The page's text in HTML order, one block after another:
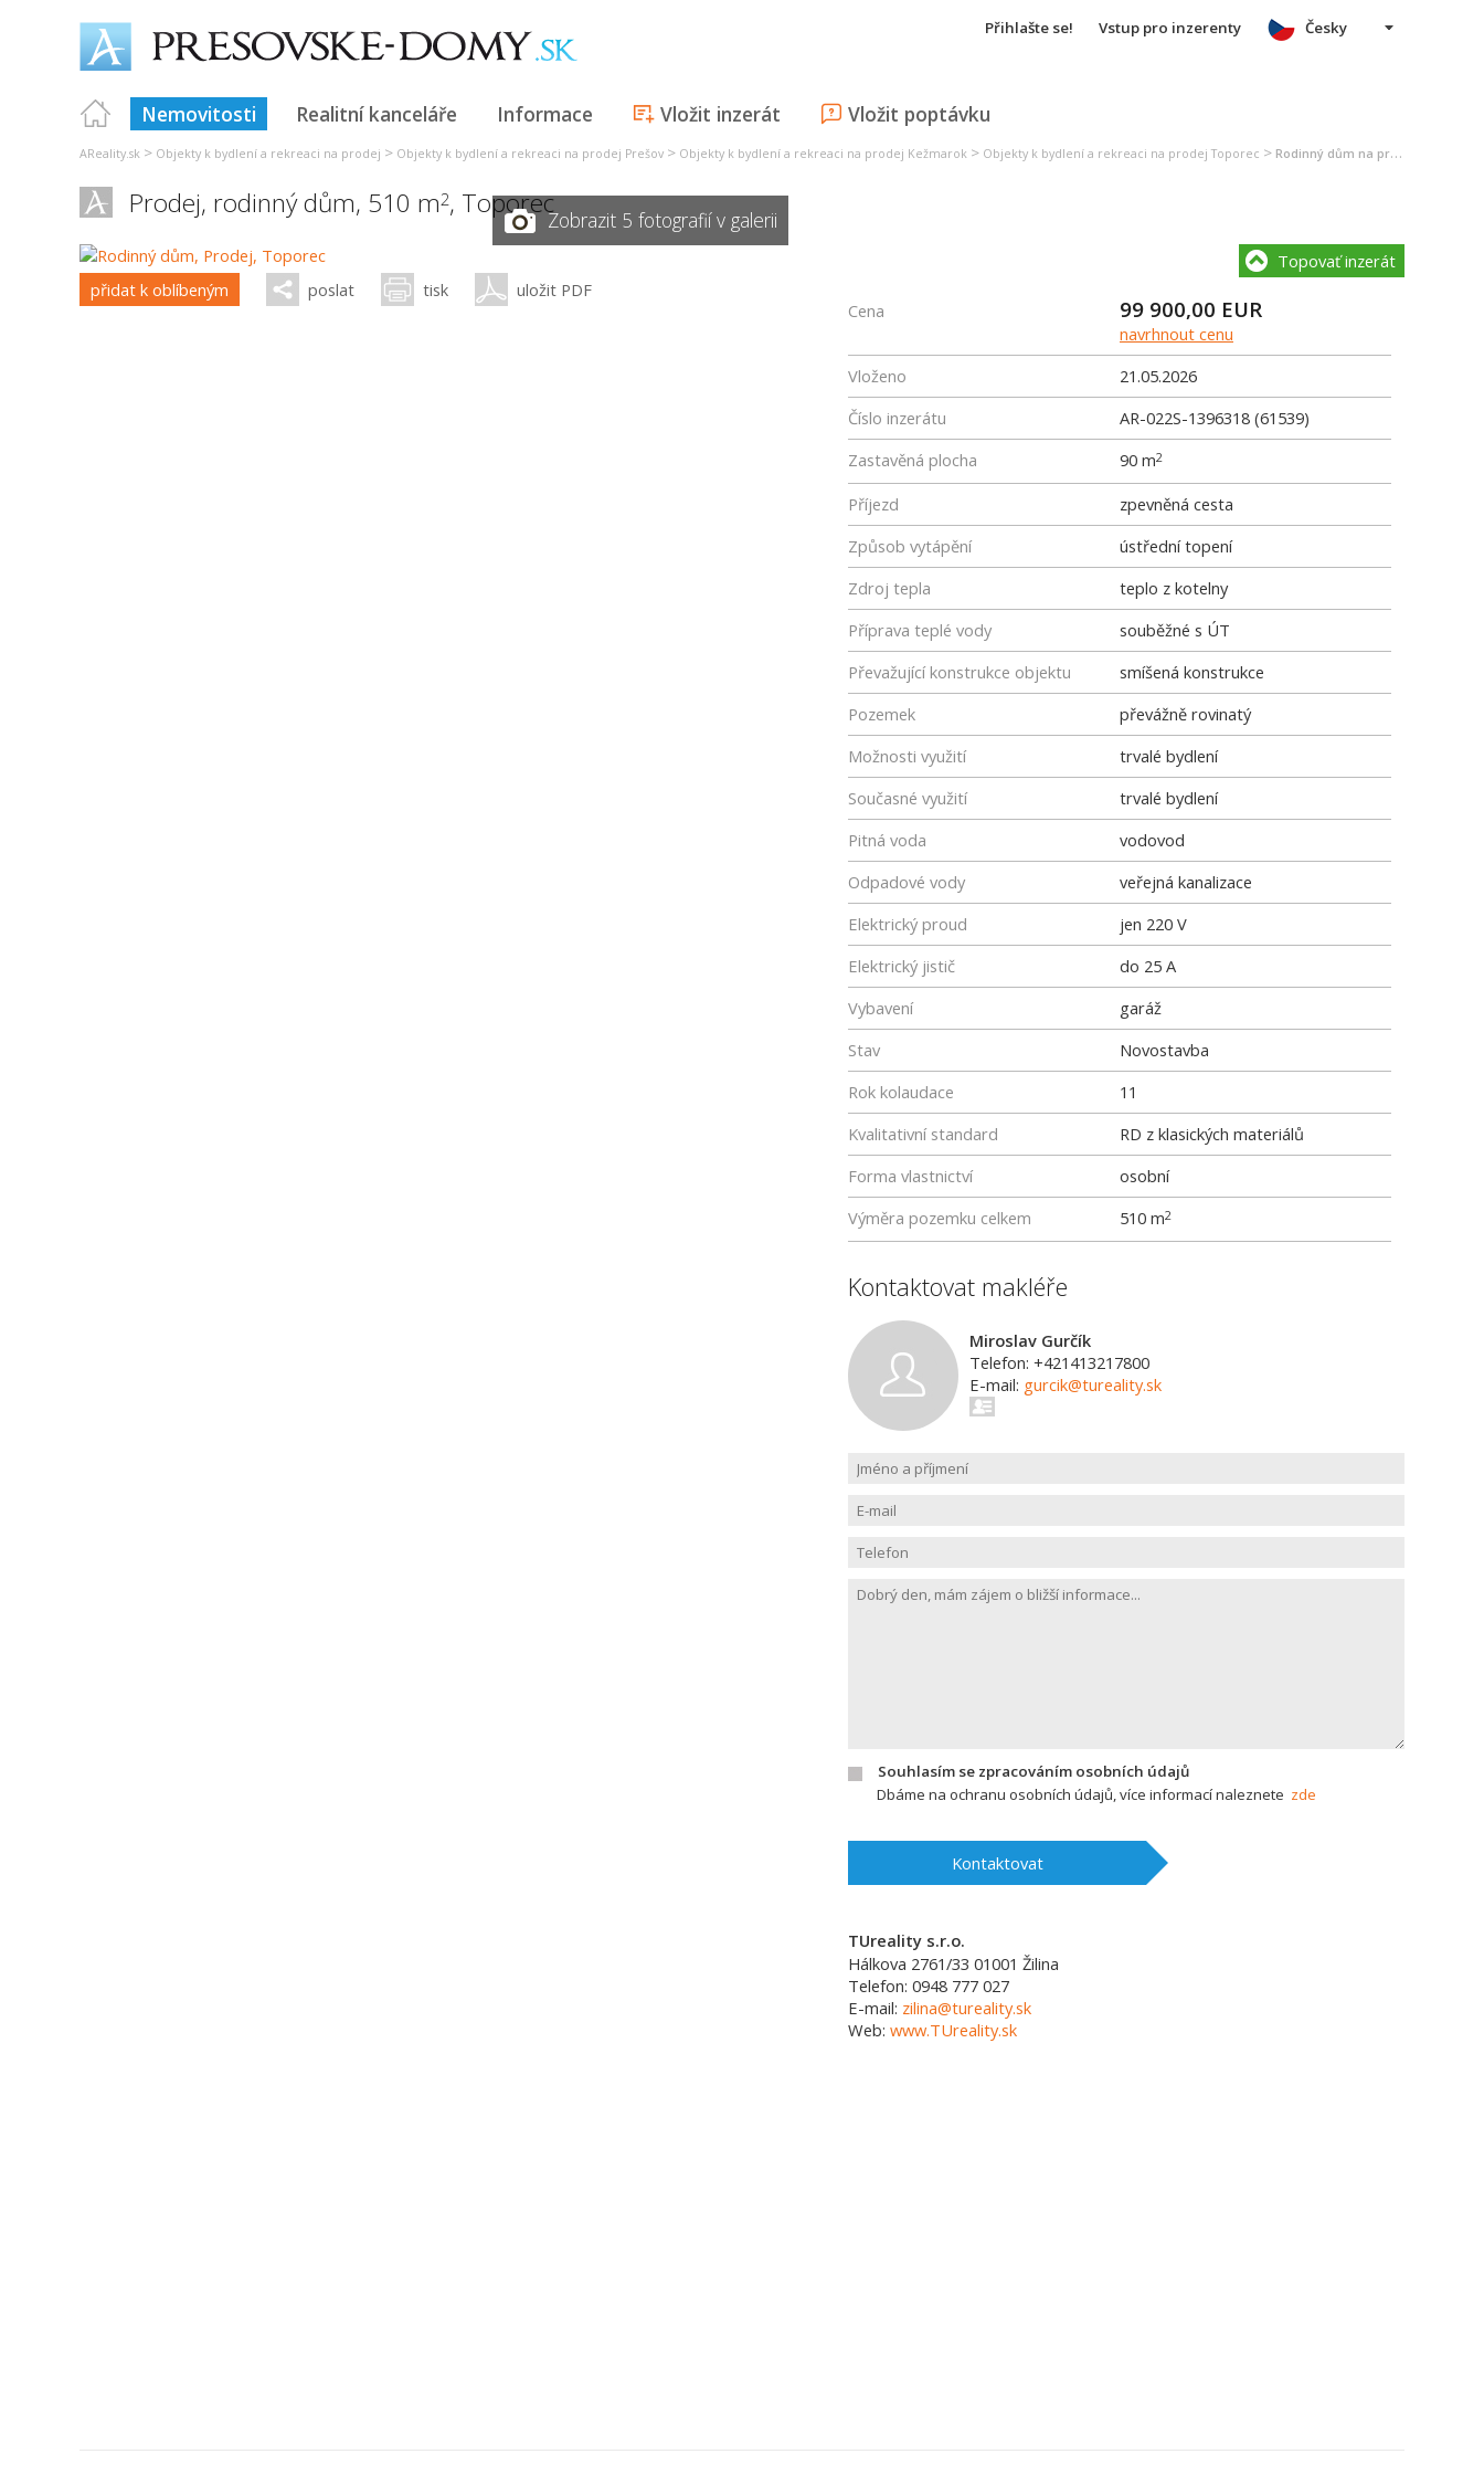
Přihlašte se! Vstup pro inzerenty
Nemovitosti Realitní kanceláře Informace Vložit inzerát Vložit poptávku
Česky
AReality.sk > Objekty k bydlení a rekreaci na prodej > Objekty k bydlení a rekreaci na prodej Prešov > Objekty k bydlení a rekreaci na prodej Kežmarok > Objekty k bydlení a rekreaci na prodej Toporec > Rodinný dům na prodej Toporec
Prodej, rodinný dům, 510 m2, ToporecZobrazit 5 fotografií v galerii
přidat k oblíbeným poslat tisk uložit PDF
Topovať inzerát
Cena 99 900,00 EUR
navrhnout cenu
Vloženo
21.05.2026
Číslo inzerátu
AR-022S-1396318 (61539)
Zastavěná plocha
90 m2
Příjezd
zpevněná cesta
Způsob vytápění
ústřední topení
Zdroj tepla
teplo z kotelny
Příprava teplé vody
souběžné s ÚT
Převažující konstrukce objektu
smíšená konstrukce
Pozemek
převážně rovinatý
Možnosti využití
trvalé bydlení
Současné využití
trvalé bydlení
Pitná voda
vodovod
Odpadové vody
veřejná kanalizace
Elektrický proud
jen 220 V
Elektrický jistič
do 25 A
Vybavení
garáž
Stav
Novostavba
Rok kolaudace
11
Kvalitativní standard
RD z klasických materiálů
Forma vlastnictví
osobní
Výměra pozemku celkem
510 m2
Kontaktovat makléře
Miroslav Gurčík
Telefon: +421413217800
E-mail: gurcik@tureality.sk
Souhlasím se zpracováním osobních údajů
Dbáme na ochranu osobních údajů, více informací naleznete zde
Kontaktovat
TUreality s.r.o.
Hálkova 2761/33 01001 Žilina
Telefon: 0948 777 027
E-mail: zilina@tureality.sk
Web: www.TUreality.sk